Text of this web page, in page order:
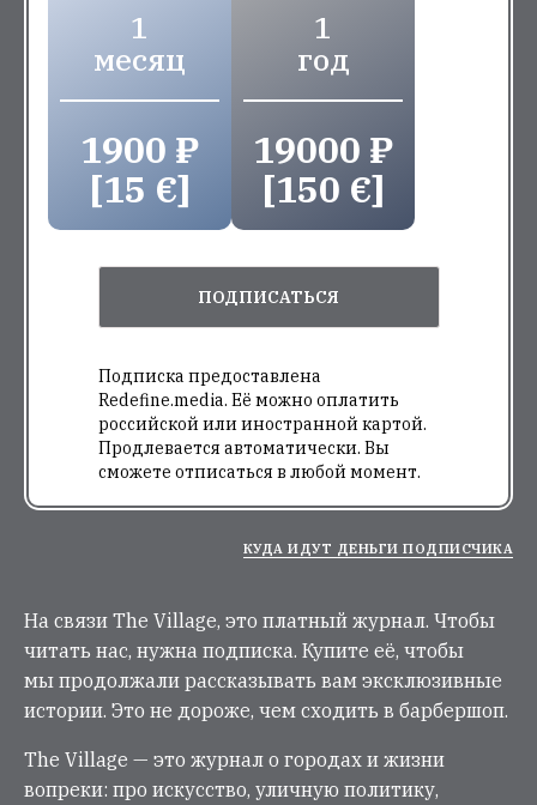
1
месяц
1900 ₽
[15 €]
1
год
19000 ₽
[150 €]
ПОДПИСАТЬСЯ
Подписка предоставлена
Redefine.media. Её можно оплатить
российской или иностранной картой.
Продлевается автоматически. Вы
сможете отписаться в любой момент.
КУДА ИДУТ ДЕНЬГИ ПОДПИСЧИКА
На связи The Village, это платный журнал. Чтобы
читать нас, нужна подписка. Купите её, чтобы
мы продолжали рассказывать вам эксклюзивные
истории. Это не дороже, чем сходить в барбершоп.
The Village — это журнал о городах и жизни
вопреки: про искусство, уличную политику,